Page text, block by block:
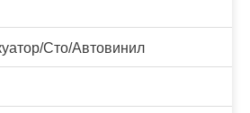
Сто/Автовинил